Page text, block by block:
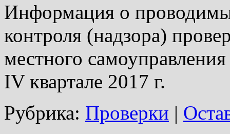
Информация о
контроля (надзора)
местного
IV квартале 2017 г.
Рубрика: Проверки |